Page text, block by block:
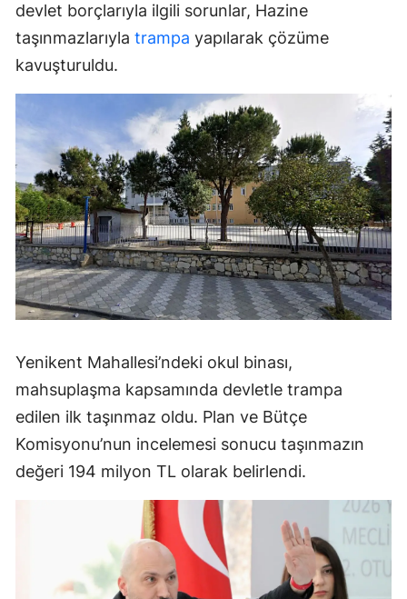
devlet borçlarıyla ilgili sorunlar, Hazine
taşınmazlarıyla trampa yapılarak çözüme
kavuşturuldu.
Yenikent Mahallesi’ndeki okul binası,
mahsuplaşma kapsamında devletle trampa
edilen ilk taşınmaz oldu. Plan ve Bütçe
Komisyonu’nun incelemesi sonucu taşınmazın
değeri 194 milyon TL olarak belirlendi.